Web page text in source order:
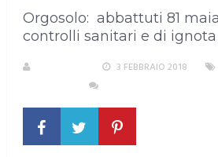
Orgosolo: abbattuti 81
controlli sanitari e di
3 FEBBRAIO 2018